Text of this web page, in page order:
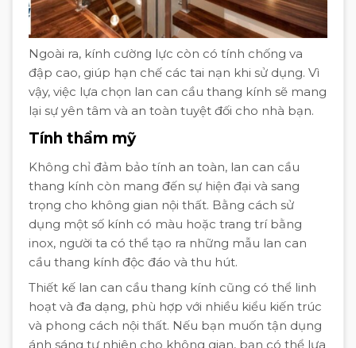
Ngoài ra, kính cường lực còn có tính chống va
đập cao, giúp hạn chế các tai nạn khi sử dụng. Vì
vậy, việc lựa chọn lan can cầu thang kính sẽ mang
lại sự yên tâm và an toàn tuyệt đối cho nhà bạn.
Tính thẩm mỹ
Không chỉ đảm bảo tính an toàn, lan can cầu
thang kính còn mang đến sự hiện đại và sang
trọng cho không gian nội thất. Bằng cách sử
dụng một số kính có màu hoặc trang trí bằng
inox, người ta có thể tạo ra những mẫu lan can
cầu thang kính độc đáo và thu hút.
Thiết kế lan can cầu thang kính cũng có thể linh
hoạt và đa dạng, phù hợp với nhiều kiểu kiến trúc
và phong cách nội thất. Nếu bạn muốn tận dụng
ánh sáng tự nhiên cho không gian, bạn có thể lựa